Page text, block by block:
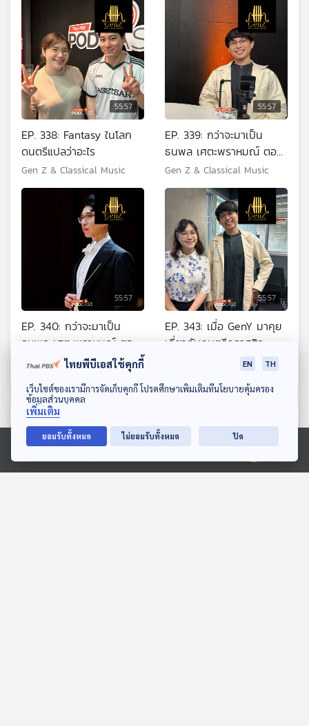
ดาวน์โหลด Thai PBS Podcast Application
Ⓒ 2020 องค์การกระจายเสียงและแพร่ภาพสาธารณะแห่งประเทศไทย
55:57
EP. 338: Fantasy ในโลก
ดนตรีแปลว่าอะไร
Gen Z & Classical Music
55:57
EP. 339: กว่าจะมาเป็น
ธนพล เศตะพราหมณ์ ตอน
ที่ 1
Gen Z & Classical Music
55:57
EP. 340: กว่าจะมาเป็น
ธนพล เศตะพราหมณ์ ตอน
ที่ 2
Gen Z & Classical Music
55:57
EP. 343: เมื่อ GenY มาคุย
เกี่ยวกับดนตรีคลาสสิก
Gen Z & Classical Music
ตอนที่เกี่ยวข้อง
ไทยพีบีเอสใช้คุกกี้ EN TH
เว็บไซต์ของเรามีการจัดเก็บคุกกี้ โปรดศึกษาเพิ่มเติมที่นโยบายคุ้มครอง
ข้อมูลส่วนบุคคล
เพิ่มเติม
ยอมรับทั้งหมด ไม่ยอมรับทั้งหมด ปิด